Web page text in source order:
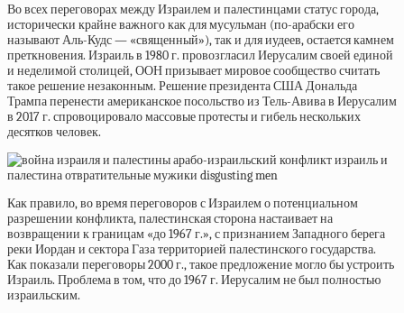
Во всех переговорах между Израилем и палестинцами статус города,
исторически крайне важного как для мусульман (по-арабски его
называют Аль-Кудс — «священный»), так и для иудеев, остается камнем
преткновения. Израиль в 1980 г. провозгласилИерусалим своей единой
и неделимой столицей, ООНпризываетмировое сообщество считать
такое решение незаконным. Решение президента США Дональда
Трампа перенести американское посольство из Тель-Авива в Иерусалим
в 2017 г. спровоцировало массовые протесты и гибель нескольких
десятков человек.
Как правило, во время переговоров с Израилем о потенциальном
разрешении конфликта, палестинская сторона настаивает на
возвращении к границам «до 1967 г.», с признанием Западного берега
реки Иордан и сектора Газа территорией палестинского государства.
Как показали переговоры 2000 г., такое предложение могло бы устроить
Израиль. Проблема в том, что до 1967 г. Иерусалим не был полностью
израильским.